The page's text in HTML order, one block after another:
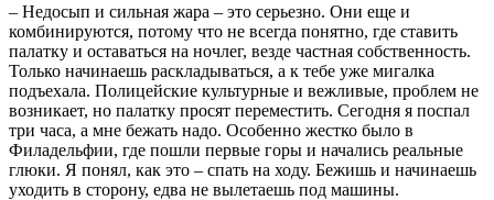
– Недосып и сильная жара – это серьезно. Они еще и
комбинируются, потому что не всегда понятно, где ставить
палатку и оставаться на ночлег, везде частная собственность.
Только начинаешь раскладываться, а к тебе уже мигалка
подъехала. Полицейские культурные и вежливые, проблем не
возникает, но палатку просят переместить. Сегодня я поспал
три часа, а мне бежать надо. Особенно жестко было в
Филадельфии, где пошли первые горы и начались реальные
глюки. Я понял, как это – спать на ходу. Бежишь и начинаешь
уходить в сторону, едва не вылетаешь под машины.